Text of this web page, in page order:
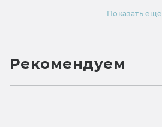
Показать ещё
Рекомендуем